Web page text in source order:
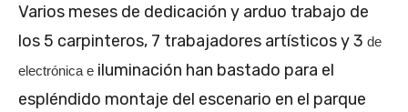
Varios meses de dedicación y arduo trabajo de
los 5 carpinteros, 7 trabajadores artísticos y 3 de
electrónica e iluminación han bastado para el
espléndido montaje del escenario en el parque